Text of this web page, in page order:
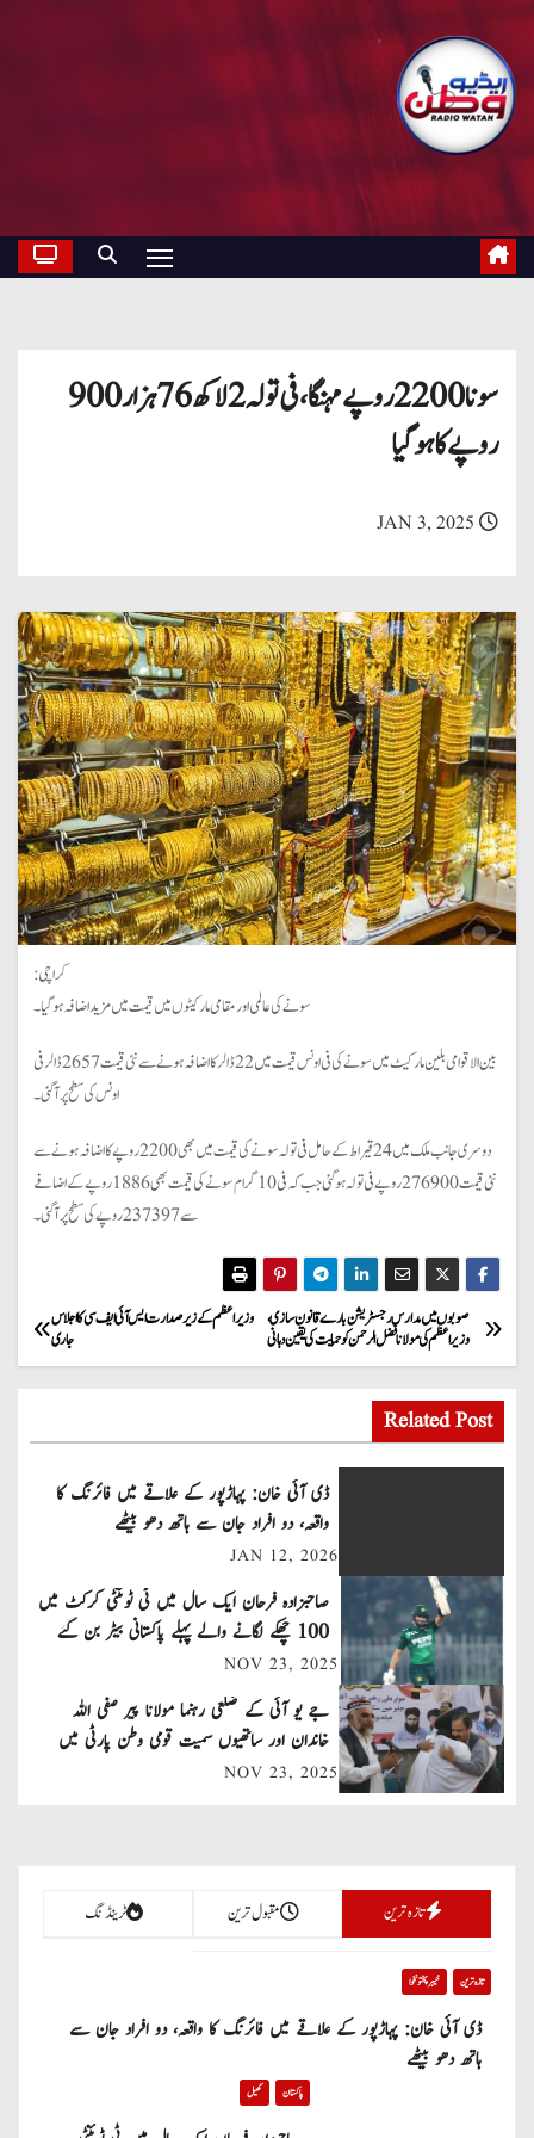
سونا 2200 روپے مہنگا،فی تولہ 2 لاکھ 76 ہزار900
روپےکا ہوگیا
JAN 3, 2025
کراچی:
سونے کی عالمی اور مقامی مارکیٹوں میں قیمت میں مزید اضافہ ہوگیا۔
بین الاقوامی بلین مارکیٹ میں سونے کی فی اونس قیمت میں 22 ڈالر کا اضافہ ہونے سے نئی قیمت 2657 ڈالر فی
اونس کی سطح پر آ گئی۔
دوسری جانب ملک میں 24 قیراط کے حامل فی تولہ سونے کی قیمت میں بھی 2200 روپے کا اضافہ ہونے سے
نئی قیمت 276900 روپے فی تولہ ہو گئی جب کہ فی 10 گرام سونے کی قیمت بھی 1886 روپے کے اضافے
سے 237397 روپے کی سطح پر آ گئی۔
P
o
s
t
a
v
i
g
a
o
n
وزیراعظم کے زیر صدارت ایس آئی ایف سی کا اجلاس
جاری
صوبوں میں مدارس رجسٹریشن بارے قانون سازی ،
وزیر اعظم کی مولانا فضل الرحمن کو حمایت کی یقین دہانی
Related Post
ڈی آئی خان: پہاڑپور کے علاقے میں فائرنگ کا
واقعہ، دو افراد جان سے ہاتھ دھو بیٹھے
JAN 12, 2026
صاحبزادہ فرحان ایک سال میں ٹی ٹوئنٹی کرکٹ میں
100 چھکے لگانے والے پہلے پاکستانی بیٹر بن گئے
NOV 23, 2025
جے یو آئی کے ضلعی رہنما مولانا پیر صفی اللہ
خاندان اور ساتھیوں سمیت قومی وطن پارٹی میں
شامل
NOV 23, 2025
تازہ ترین مقبول ترین ٹرینڈنگ
تازہ ترین خیبر پختونخوا
ڈی آئی خان: پہاڑپور کے علاقے میں فائرنگ کا واقعہ، دو افراد جان سے
ہاتھ دھو بیٹھے
پاکستان کھیل